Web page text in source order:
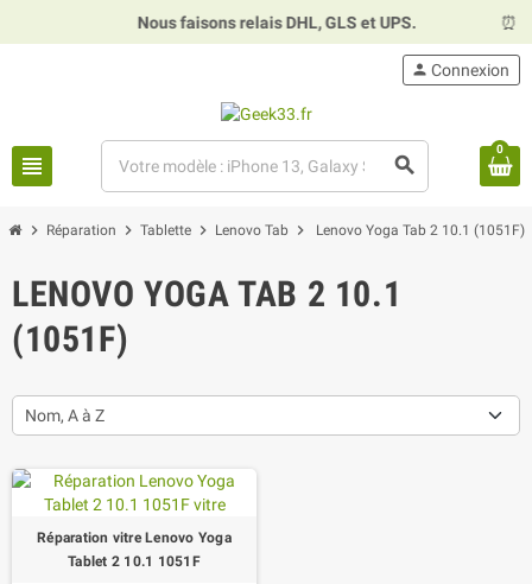
Nous faisons relais DHL, GLS et UPS. ⏰
view_headline search
person Connexion
0
chevron_right Réparation chevron_right Tablette chevron_right Lenovo Tab chevron_right Lenovo Yoga Tab 2 10.1 (1051F)
LENOVO YOGA TAB 2 10.1
(1051F)
Nom, A à Z
Réparation vitre Lenovo Yoga
Tablet 2 10.1 1051F